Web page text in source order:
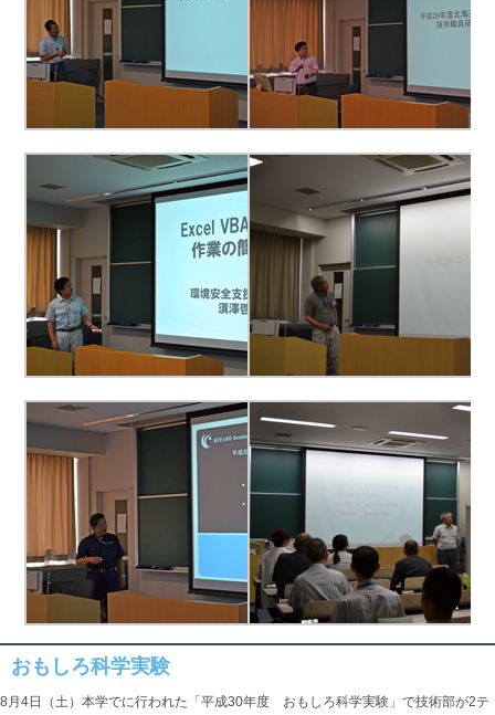
おもしろ科学実験
8月4日（土）本学でに行われた「平成30年度 おもしろ科学実験」で技術部が2テ